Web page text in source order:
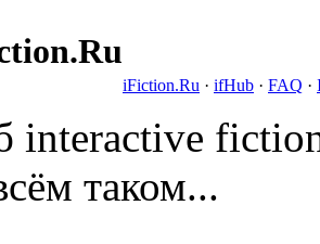
iFiction.Ru · ifHub · FAQ ·
interactive
таком...